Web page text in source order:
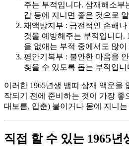
주는 부적입니다. 삼재해소부
갑 등에 지니면 좋은 것으로
재액방지부 : 금전적인 손해
것을 예방해주는 부적입니다.
을 없애는 부적 중에서도 많
평안기복부 : 불안한 마음을
찾을 수 있도록 돕는 부적입니
이러한 1965년생 뱀띠 삼재 액운을
작되기 전에 준비하는 것이 가장 좋
대보름, 입춘) 붙이거나 몸에 지니
직접 할 수 있는 1965년